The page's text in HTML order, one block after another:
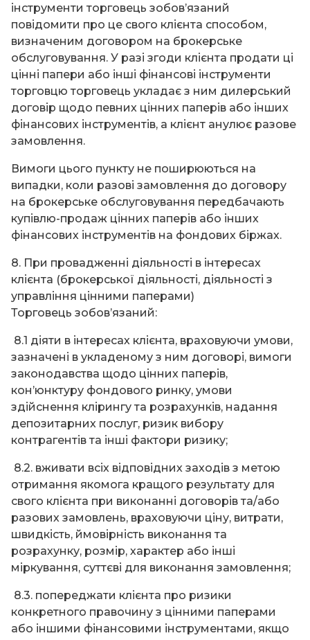
інструменти торговець зобов’язаний
повідомити про це свого клієнта способом,
визначеним договором на брокерське
обслуговування. У разі згоди клієнта продати ці
цінні папери або інші фінансові інструменти
торговцю торговець укладає з ним дилерський
договір щодо певних цінних паперів або інших
фінансових інструментів, а клієнт анулює разове
замовлення.
Вимоги цього пункту не поширюються на
випадки, коли разові замовлення до договору
на брокерське обслуговування передбачають
купівлю-продаж цінних паперів або інших
фінансових інструментів на фондових біржах.
8. При провадженні діяльності в інтересах
клієнта (брокерської діяльності, діяльності з
управління цінними паперами)
Торговець зобов’язаний:
8.1 діяти в інтересах клієнта, враховуючи умови,
зазначені в укладеному з ним договорі, вимоги
законодавства щодо цінних паперів,
кон’юнктуру фондового ринку, умови
здійснення клірингу та розрахунків, надання
депозитарних послуг, ризик вибору
контрагентів та інші фактори ризику;
8.2. вживати всіх відповідних заходів з метою
отримання якомога кращого результату для
свого клієнта при виконанні договорів та/або
разових замовлень, враховуючи ціну, витрати,
швидкість, ймовірність виконання та
розрахунку, розмір, характер або інші
міркування, суттєві для виконання замовлення;
8.3. попереджати клієнта про ризики
конкретного правочину з цінними паперами
або іншими фінансовими інструментами, якщо